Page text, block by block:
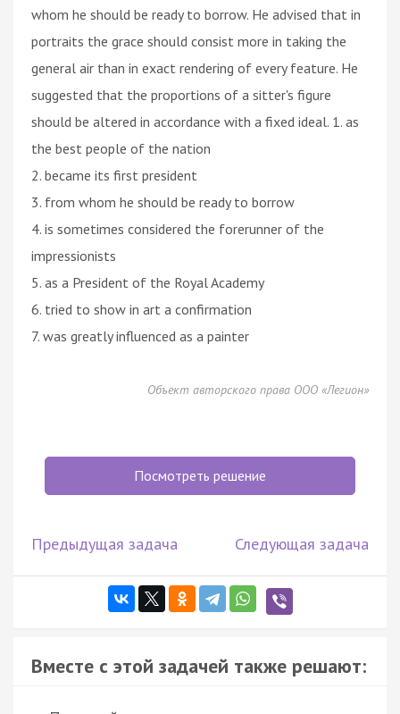
whom he should be ready to borrow. He advised that in
portraits the grace should consist more in taking the
general air than in exact rendering of every feature. He
suggested that the proportions of a sitter's figure
should be altered in accordance with a fixed ideal. 1. as
the best people of the nation
2. became its first president
3. from whom he should be ready to borrow
4. is sometimes considered the forerunner of the
impressionists
5. as a President of the Royal Academy
6. tried to show in art a confirmation
7. was greatly influenced as a painter
Объект авторского права ООО «Легион»
Посмотреть решение
Предыдущая задача Следующая задача
Вместе с этой задачей также решают: